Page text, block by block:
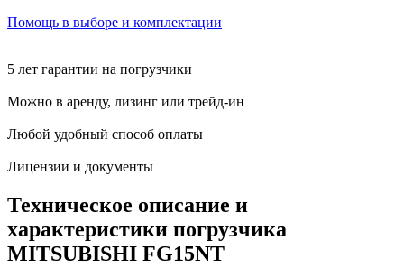
Помощь в выборе и комплектации
5 лет гарантии на погрузчики
Можно в аренду, лизинг или трейд-ин
Любой удобный способ оплаты
Лицензии и документы
Техническое описание и
характеристики погрузчика
MITSUBISHI FG15NT